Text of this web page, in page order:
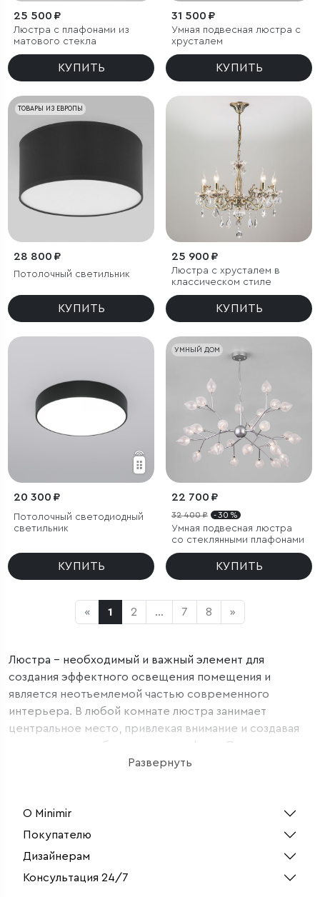
25 500 ₽
Люстра с плафонами из
матового стекла
КУПИТЬ
31 500 ₽
Умная подвесная люстра с
хрусталем
КУПИТЬ
ТОВАРЫ ИЗ ЕВРОПЫ
28 800 ₽
Потолочный светильник
КУПИТЬ
25 900 ₽
Люстра с хрусталем в
классическом стиле
КУПИТЬ
20 300 ₽
Потолочный светодиодный
светильник
КУПИТЬ
УМНЫЙ ДОМ
22 700 ₽
32 400 ₽ - 30 %
Умная подвесная люстра
со стеклянными плафонами
КУПИТЬ
« 1 2 ... 7 8 »
Люстра – необходимый и важный элемент для
создания эффектного освещения помещения и
является неотъемлемой частью современного
интерьера. В любой комнате люстра занимает
центральное место, привлекая внимание и создавая
уютную и расслабляющую атмосферу. При помощи
люстры можно зонировать пространство и
световой композиции. Все люстры разделяют на две
основные группы по типу монтажа: потолочные и
максимальной близости к потолку, а подвесные
имеют небольшое расстояние и могут
Развернуть
О Minimir
Покупателю
Дизайнерам
Консультация 24/7